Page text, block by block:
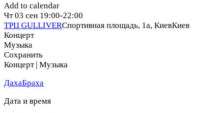
Add to calendar
Чт 03 сен 19:00-22:00
ТРЦ GULLIVERСпортивная площадь, 1a, КиевКиев
Концерт
Музыка
Сохранить
Концерт | Музыка
ДахаБраха
Дата и время